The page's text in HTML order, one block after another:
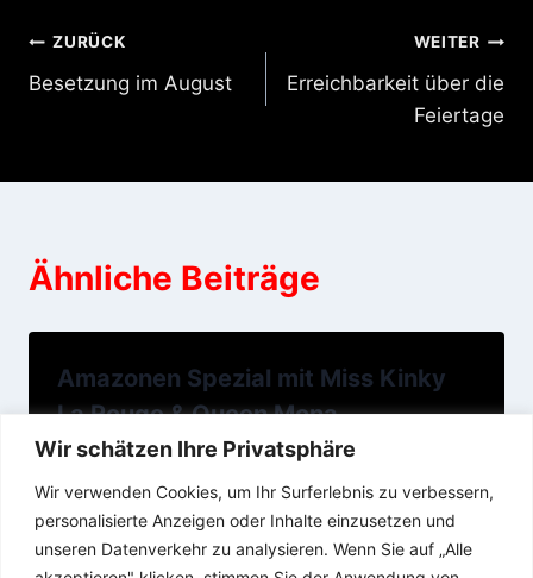
Wir schätzen Ihre Privatsphäre
Wir verwenden Cookies, um Ihr Surferlebnis zu verbessern,
personalisierte Anzeigen oder Inhalte einzusetzen und
unseren Datenverkehr zu analysieren. Wenn Sie auf „Alle
Beitragsnavigation
ZURÜCK
Besetzung im August
WEITER
Erreichbarkeit über die
Feiertage
Ähnliche Beiträge
Amazonen Spezial mit Miss Kinky
La Rouge & Queen Mona
06/01/2023